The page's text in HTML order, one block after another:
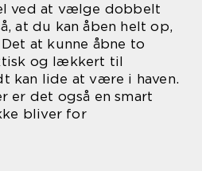
ved at vælge dobbelt
at du kan åben helt op,
at kunne åbne to
og lækkert til
kan lide at være i haven.
er det også en smart
bliver for